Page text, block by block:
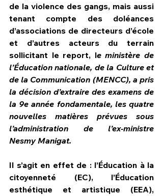
de la violence des gangs, mais aussi
tenant compte des doléances
d’associations de directeurs d’école
et d’autres acteurs du terrain
sollicitant le report, le ministère de
l’Éducation nationale, de la Culture et
de la Communication (MENCC), a pris
la décision d’extraire des examens de
la 9e année fondamentale, les quatre
nouvelles matières prévues sous
l’administration de l’ex-ministre
Nesmy Manigat.
Il s’agit en effet de : l’Éducation à la
citoyenneté (EC), l’Éducation
esthétique et artistique (EEA),